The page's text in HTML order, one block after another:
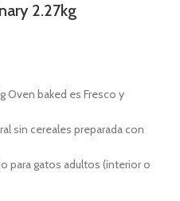
2.27kg
Oven baked es Fresco y
sin cereales preparada con
para gatos adultos (interior o